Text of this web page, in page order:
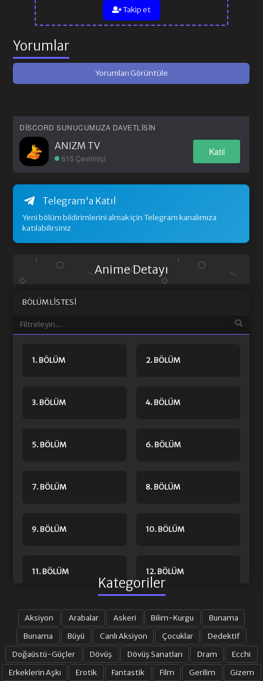
Takip et
Yorumlar
Yorumları Görüntüle
DISCORD SUNUCUMUZA DAVETLISIN
ANIZM TV
615 Çevrimiçi
Katıl
Telegram'a Katıl
Yeni bölüm bildirimlerini almak için Telegram kanalımıza
katılabilirsiniz
Anime Detayı
BÖLÜM LISTESI
1. BÖLÜM 2. BÖLÜM
3. BÖLÜM 4. BÖLÜM
5. BÖLÜM 6. BÖLÜM
7. BÖLÜM 8. BÖLÜM
9. BÖLÜM 10. BÖLÜM
11. BÖLÜM 12. BÖLÜM
13. BÖLÜM 14. BÖLÜM
15. BÖLÜM 16. BÖLÜM
Kategoriler
Aksiyon Arabalar Askeri Bilim-Kurgu
Bunama
Bunama
Büyü Canlı Aksiyon Çocuklar
Dedektif
Doğaüstü-Güçler
Dövüş Dövüş Sanatları Dram
Ecchi
Erkeklerin Aşkı
Erotik Fantastik Film Gerilim Gizem